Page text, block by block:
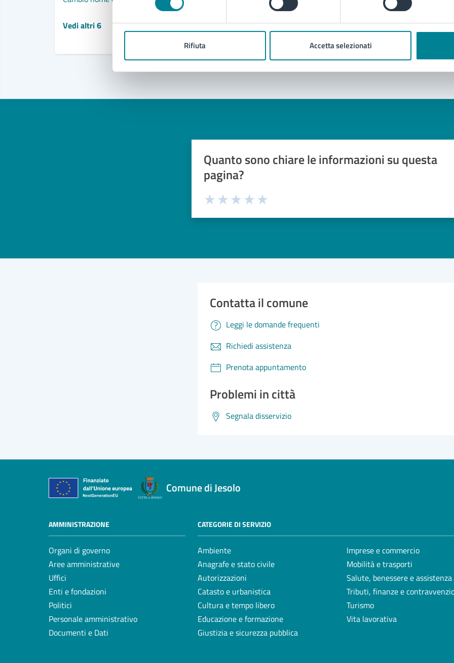
Rifiuta Accetta selezionati
Vedi altri 6
Quanto sono chiare le informazioni su questa
pagina?
Contatta il comune
Leggi le domande frequenti
Richiedi assistenza
Prenota appuntamento
Problemi in città
Segnala disservizio
Comune di Jesolo
AMMINISTRAZIONE
Organi di governo
Aree amministrative
Uffici
Enti e fondazioni
Politici
Personale amministrativo
Documenti e Dati
CATEGORIE DI SERVIZIO
Ambiente
Anagrafe e stato civile
Autorizzazioni
Catasto e urbanistica
Cultura e tempo libero
Educazione e formazione
Giustizia e sicurezza pubblica
Imprese e commercio
Mobilità e trasporti
Salute, benessere e assistenza
Tributi, finanze e
Turismo
Vita lavorativa